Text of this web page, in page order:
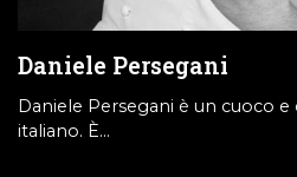
Daniele Persegani
Daniele Persegani è un cuoco
italiano. È…